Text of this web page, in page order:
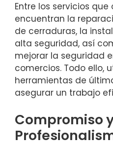
Entre los servicios que
encuentran la
de cerraduras, la
alta seguridad, así
mejorar la seguridad
comercios. Todo ello,
herramientas de
asegurar un trabajo
Compromiso